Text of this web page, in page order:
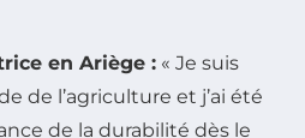
en Ariège : « Je suis
de l’agriculture et j’ai été
de la durabilité dès le